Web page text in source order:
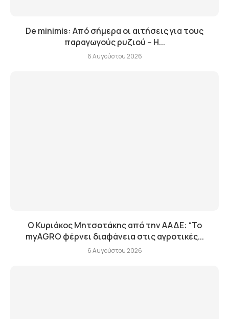
De minimis: Από σήμερα οι αιτήσεις για τους
παραγωγούς ρυζιού – Η...
6 Αυγούστου 2026
Ο Κυριάκος Μητσοτάκης από την ΑΑΔΕ: “Το
myAGRO φέρνει διαφάνεια στις αγροτικές...
6 Αυγούστου 2026